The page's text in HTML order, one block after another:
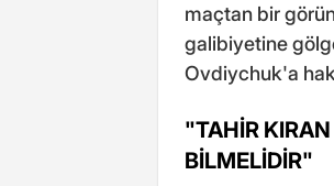
maçtan bir
galibiyetine
Ovdiychuk'a
"TAHİR
BİLMELİDİR"